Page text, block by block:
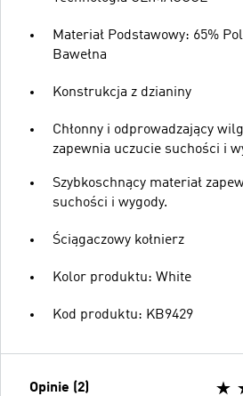
Materiał Podstawowy: 65%
Bawełna
Konstrukcja z dzianiny
Chłonny i odprowadzający
zapewnia uczucie suchości i
Szybkoschnący materiał
suchości i wygody.
Ściągaczowy kołnierz
Kolor produktu: White
Kod produktu: KB9429
Opinie (2)